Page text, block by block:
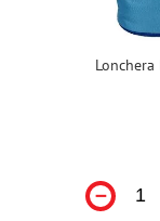
Lonchera
－